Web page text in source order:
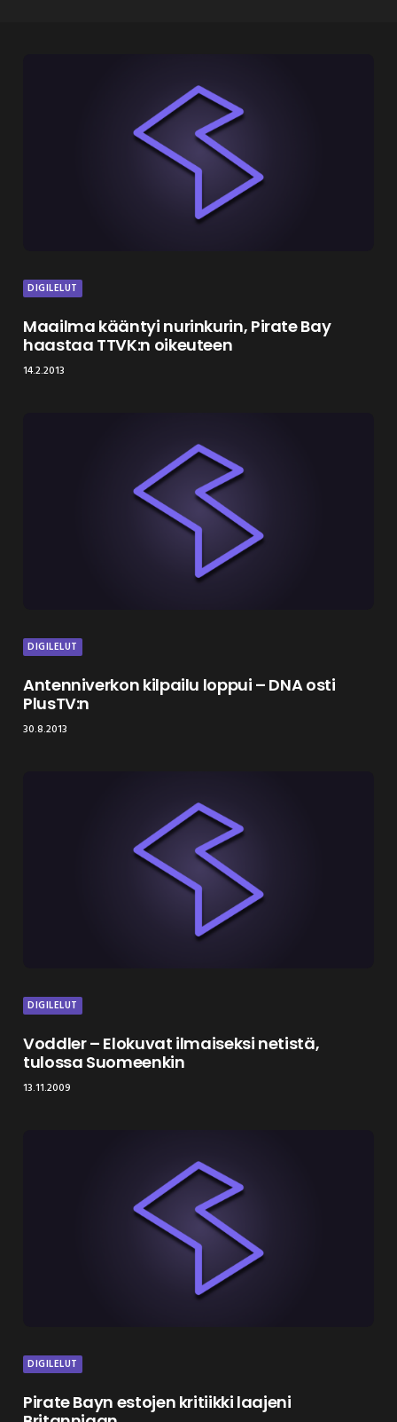
DIGILELUT
Maailma kääntyi nurinkurin, Pirate Bay
haastaa TTVK:n oikeuteen
14.2.2013
DIGILELUT
Antenniverkon kilpailu loppui – DNA osti
PlusTV:n
30.8.2013
DIGILELUT
Voddler – Elokuvat ilmaiseksi netistä,
tulossa Suomeenkin
13.11.2009
DIGILELUT
Pirate Bayn estojen kritiikki laajeni